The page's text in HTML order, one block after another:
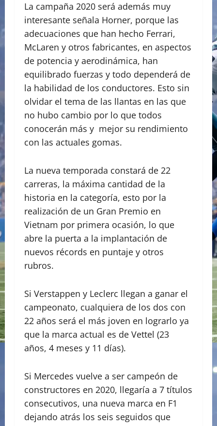
La campaña 2020 será además muy
interesante señala Horner, porque las
adecuaciones que han hecho Ferrari,
McLaren y otros fabricantes, en aspectos
de potencia y aerodinámica, han
equilibrado fuerzas y todo dependerá de
la habilidad de los conductores. Esto sin
olvidar el tema de las llantas en las que
no hubo cambio por lo que todos
conocerán más y mejor su rendimiento
con las actuales gomas.
La nueva temporada constará de 22
carreras, la máxima cantidad de la
historia en la categoría, esto por la
realización de un Gran Premio en
Vietnam por primera ocasión, lo que
abre la puerta a la implantación de
nuevos récords en puntaje y otros
rubros.
Si Verstappen y Leclerc llegan a ganar el
campeonato, cualquiera de los dos con
22 años será el más joven en lograrlo ya
que la marca actual es de Vettel (23
años, 4 meses y 11 días).
Si Mercedes vuelve a ser campeón de
constructores en 2020, llegaría a 7 títulos
consecutivos, una nueva marca en F1
dejando atrás los seis seguidos que